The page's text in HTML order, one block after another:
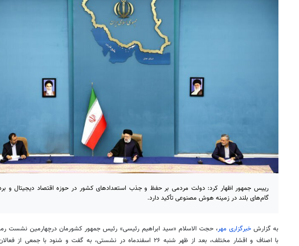
رییس جمهور اظهار کرد: دولت مردمی بر حفظ و جذب استعدادهای کشور در حوزه اقتصاد دیجیتال و
گام‌های بلند در زمینه هوش مصنوعی تأکید دارد.
به گزارش خبرگزاری مهر، حجت الاسلام «سید ابراهیم رئیسی» رئیس جمهور کشورمان درچهارمین نشست
با اصناف و اقشار مختلف، بعد از ظهر شنبه ۲۶ اسفندماه در نشستی، به گفت و شنود با جمعی